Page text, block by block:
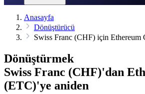
Anasayfa
Dönüştürücü
Swiss Franc (CHF) için Ethereum
Dönüştürmek
Swiss Franc (CHF)'dan
(ETC)'ye aniden